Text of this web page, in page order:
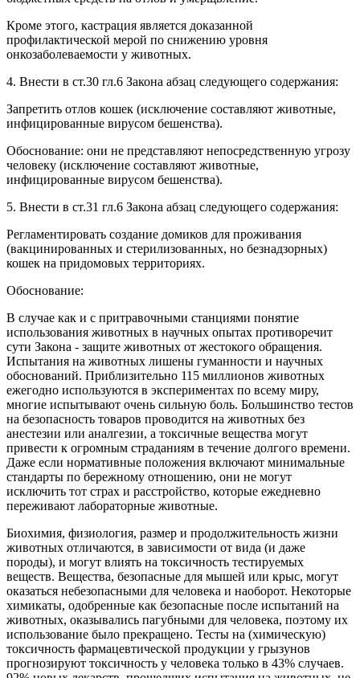
Кроме этого, кастрация является доказанной
профилактической мерой по снижению уровня
онкозаболеваемости у животных.
4. Внести в ст.30 гл.6 Закона абзац следующего содержания:
Запретить отлов кошек (исключение составляют животные,
инфицированные вирусом бешенства).
Обоснование: они не представляют непосредственную угрозу
человеку (исключение составляют животные,
инфицированные вирусом бешенства).
5. Внести в ст.31 гл.6 Закона абзац следующего содержания:
Регламентировать создание домиков для проживания
(вакцинированных и стерилизованных, но безнадзорных)
кошек на придомовых территориях.
Обоснование:
В случае как и с притравочными станциями понятие
использования животных в научных опытах противоречит
сути Закона - защите животных от жестокого обращения.
Испытания на животных лишены гуманности и научных
обоснований. Приблизительно 115 миллионов животных
ежегодно используются в экспериментах по всему миру,
многие испытывают очень сильную боль. Большинство тестов
на безопасность товаров проводится на животных без
анестезии или аналгезии, а токсичные вещества могут
привести к огромным страданиям в течение долгого времени.
Даже если нормативные положения включают минимальные
стандарты по бережному отношению, они не могут
исключить тот страх и расстройство, которые ежедневно
переживают лабораторные животные.
Биохимия, физиология, размер и продолжительность жизни
животных отличаются, в зависимости от вида (и даже
породы), и могут влиять на токсичность тестируемых
веществ. Вещества, безопасные для мышей или крыс, могут
оказаться небезопасными для человека и наоборот. Некоторые
химикаты, одобренные как безопасные после испытаний на
животных, оказывались пагубными для человека, поэтому их
использование было прекращено. Тесты на (химическую)
токсичность фармацевтической продукции у грызунов
прогнозируют токсичность у человека только в 43% случаев.